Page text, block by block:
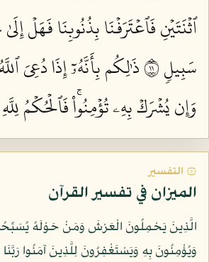
ٱثۡنَتَيۡنِ فَٱعۡتَرَفۡنَا بِذُنُوبِنَا فَهَلۡ
سَبِيلٖ ١١
ذَٰلِكُم بِأَنَّهُۥٓ إِذَا دُعِيَ
وَإِن يُشۡرَكۡ بِهِۦ تُؤۡمِنُواْۚ فَٱلۡحُكۡمُ لِلَّهِ
۞ التفسير
الميزان في تفسير القرآن
الَّذِينَ يَحْمِلُونَ الْعَرْشَ وَمَنْ حَوْلَهُ
وَيُؤْمِنُونَ بِهِ وَيَسْتَغْفِرُونَ لِلَّذِينَ آمَنُوا